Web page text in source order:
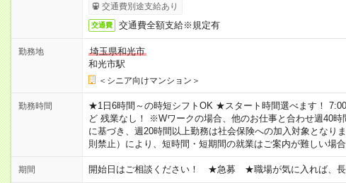
交通費別途支給あり
交通費 交通費全額支給※規定有
勤務地
埼玉県和光市
和光市駅
＜シニア向けマンション＞
勤務時間
★1日6時間～の時短シフトOK ★スタート時間選べます！
ど 残業なし！ ※Wワークの場合、他のお仕事と合わせ週40
に基づき、週20時間以上勤務は社会保険への加入対象となり
則禁止）により、短時間・短期間の就業はご案内が難しい場
期間 開始日はご相談ください！ ★急募 ★職場が気に入れば、長